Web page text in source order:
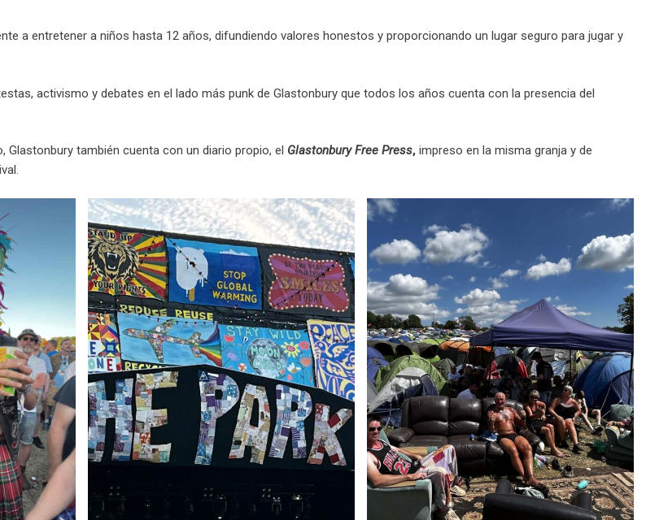
a entretener a niños hasta 12 años, difundiendo valores honestos y proporcionando un lugar seguro para jugar y
activismo y debates en el lado más punk de Glastonbury que todos los años cuenta con la presencia del
también cuenta con un diario propio, el Glastonbury Free Press, impreso en la misma granja y de